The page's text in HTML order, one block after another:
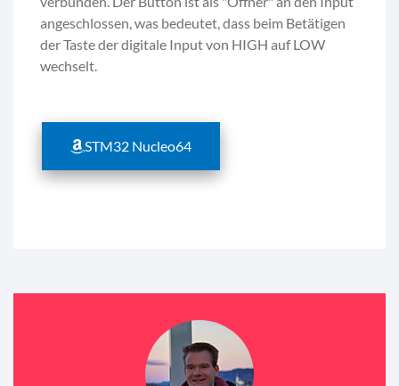
angeschlossen, was bedeutet, dass beim Betätigen
der Taste der digitale Input von HIGH auf LOW
wechselt.
STM32 Nucleo64